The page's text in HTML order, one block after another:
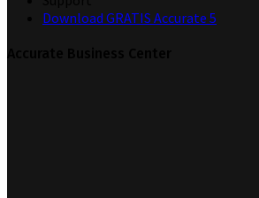
Download GRATIS Accurate 5